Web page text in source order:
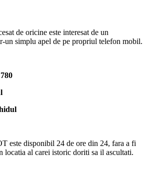
de oricine este interesat de un
un simplu apel de pe propriul telefon mobil.
este disponibil 24 de ore din 24, fara a fi
locatia al carei istoric doriti sa il ascultati.